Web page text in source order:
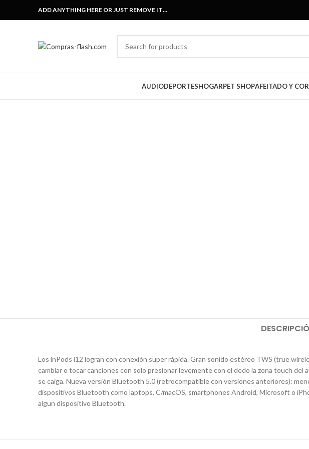
ADD ANYTHING HERE OR JUST REMOVE IT…
AUDIODEPORTESHOGARPET SHOPAFEITADO Y
Los inPods i12 logran con conexión super rápida. Gran sonido estéreo TWS (true
cambiar o tocar canciones con solo presionar levemente con el dedo la zona touch
se caiga. Nueva versión Bluetooth 5.0 (retrocompatible con versiones anteriores):
dispositivos Bluetooth como laptops, C/macOS, smartphones Android, Microsoft o
algun dispositivo Bluetooth.